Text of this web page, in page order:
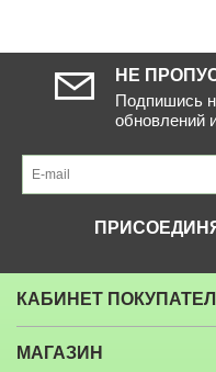
НЕ
Подпишись
обновлений
КАБИНЕТ
МАГАЗИН